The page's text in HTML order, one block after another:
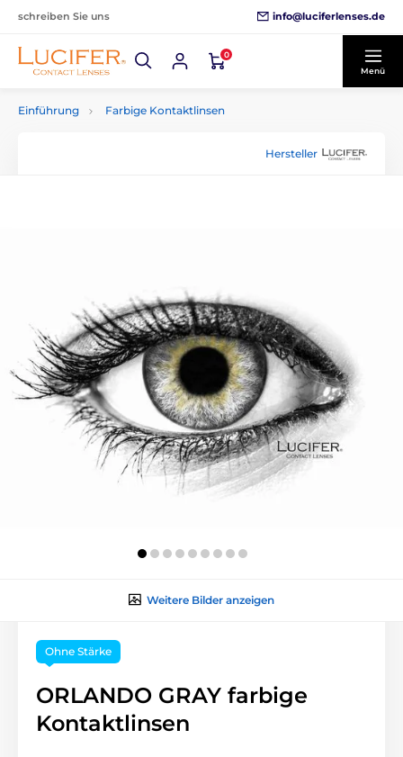
schreiben Sie uns info@luciferlenses.de
0
Menü
Einführung Farbige Kontaktlinsen
Hersteller
Weitere Bilder anzeigen
Ohne Stärke
ORLANDO GRAY farbige
Kontaktlinsen